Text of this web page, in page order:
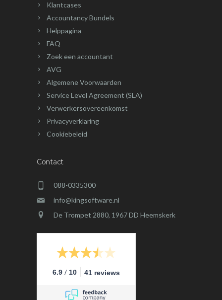
Klantcases
Accountancy Bundels
Helppagina
FAQ
Zoek een accountant
AVG
Algemene Voorwaarden
Service Level Agreement (SLA)
Verwerkersovereenkomst
Privacyverklaring
Cookiebeleid
Contact
088-0335300
info@kingsoftware.nl
De Trompet 2880, 1967 DD Heemskerk
6.9 / 10 41 reviews